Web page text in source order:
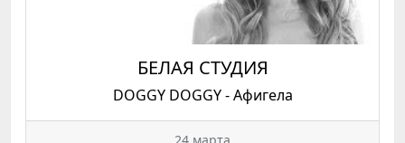
БЕЛАЯ СТУДИЯ
DOGGY DOGGY - Афигела
24 марта